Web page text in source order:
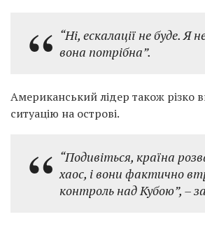
“Ні, ескалації не буде. Я
вона потрібна”.
Американський лідер також різко
ситуацію на острові.
“Подивіться, країна
хаос, і вони фактично
контроль над Кубою”, –